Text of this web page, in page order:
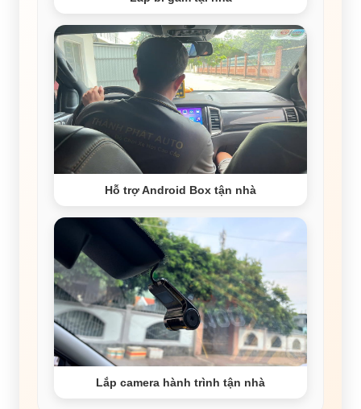
Hỗ trợ Android Box tận nhà
Lắp camera hành trình tận nhà